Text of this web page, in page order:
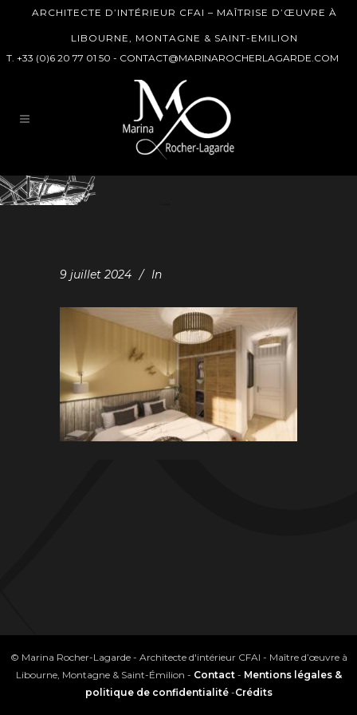
ARCHITECTE D’INTÉRIEUR CFAI – MAÎTRISE D’ŒUVRE À
LIBOURNE, MONTAGNE & SAINT-EMILION
T. +33 (0)6 20 77 01 50 - CONTACT@MARINAROCHERLAGARDE.COM
9 juillet 2024 In
© Marina Rocher-Lagarde - Architecte d'intérieur CFAI - Maître d’œuvre à
Libourne, Montagne & Saint-Émilion - Contact- Mentions légales &
politique de confidentialité-Crédits